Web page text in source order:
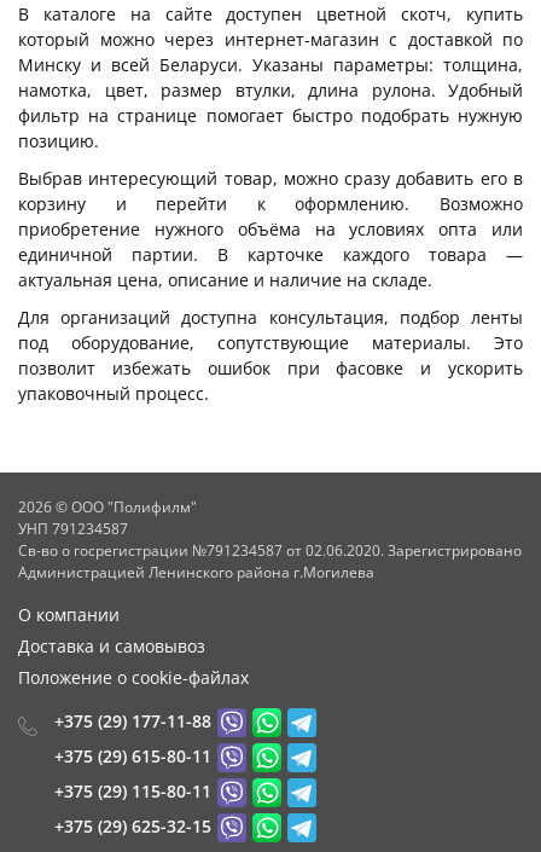
В каталоге на сайте доступен цветной скотч, купить
который можно через интернет-магазин с доставкой по
Минску и всей Беларуси. Указаны параметры: толщина,
намотка, цвет, размер втулки, длина рулона. Удобный
фильтр на странице помогает быстро подобрать нужную
позицию.
Выбрав интересующий товар, можно сразу добавить его в
корзину и перейти к оформлению. Возможно
приобретение нужного объёма на условиях опта или
единичной партии. В карточке каждого товара —
актуальная цена, описание и наличие на складе.
Для организаций доступна консультация, подбор ленты
под оборудование, сопутствующие материалы. Это
позволит избежать ошибок при фасовке и ускорить
упаковочный процесс.
2026 © ООО "Полифилм"
УНП 791234587
Св-во о госрегистрации №791234587 от 02.06.2020. Зарегистрировано
Администрацией Ленинского района г.Могилева
О компании
Доставка и самовывоз
Положение о cookie-файлах
+375 (29) 177-11-88
+375 (29) 615-80-11
+375 (29) 115-80-11
+375 (29) 625-32-15